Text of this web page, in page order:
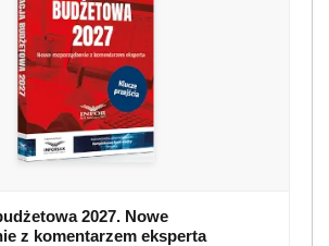
2027. Nowe
z komentarzem eksperta